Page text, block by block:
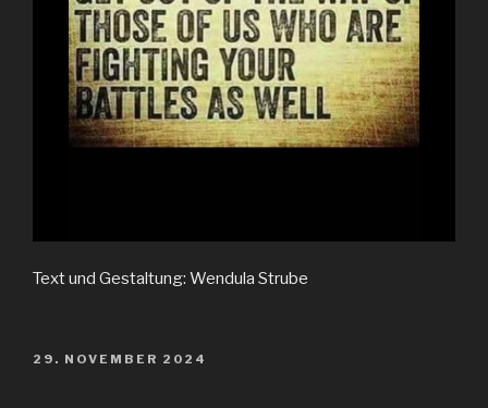
Text und Gestaltung: Wendula Strube
VERÖFFENTLICHT
29. NOVEMBER 2024